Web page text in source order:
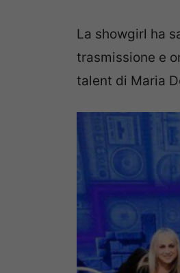
La showgirl ha
trasmissione e
talent di Maria